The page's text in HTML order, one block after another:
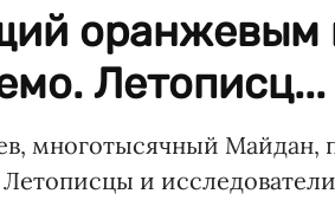
оранжевым
Летописц...
многотысячный
и